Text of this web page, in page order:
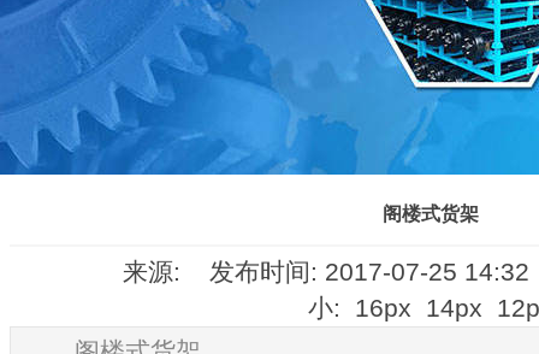
阁楼式货架
来源: 发布时间: 2017-07-25
小: 16px 14px